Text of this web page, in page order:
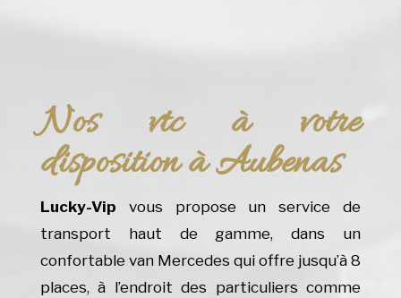
Nos vtc à votre
disposition à Aubenas
Lucky-Vip vous propose un service de
transport haut de gamme, dans un
confortable van Mercedes qui offre jusqu’à 8
places, à l’endroit des particuliers comme